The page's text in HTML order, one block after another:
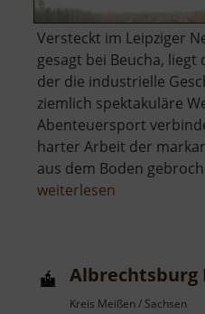
Versteckt im Leipziger
gesagt bei Beucha,
der die industrielle
ziemlich spektakuläre
Abenteuersport
harter Arbeit der
aus dem Boden
weiterlesen
Albrechtsburg
Kreis Meißen / Sachsen